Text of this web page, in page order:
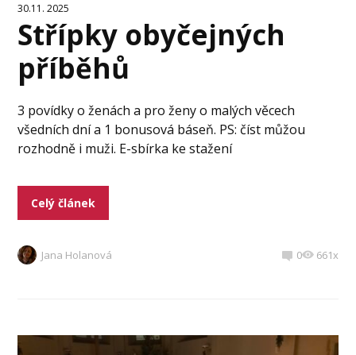
30.11. 2025
Střípky obyčejných
příběhů
3 povídky o ženách a pro ženy o malých věcech
všedních dní a 1 bonusová báseň. PS: číst můžou
rozhodně i muži. E-sbírka ke stažení
Celý článek
Jana Holanová 0 661x